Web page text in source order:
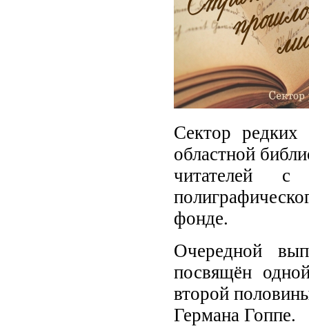
Сектор редких
областной
читателей
фонде.
Очередной
посвящён
второй
Германа Гоппе.